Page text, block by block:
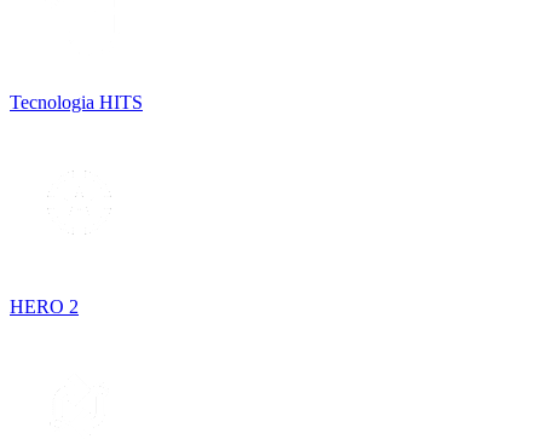
Tecnologia HITS
HERO 2